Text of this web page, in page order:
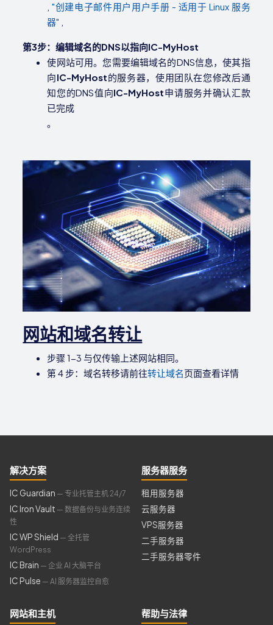
,"创建电子邮件用户用户手册 - 适用于 Linux 服务
器"
第3步：编辑域名的DNS以指向IC-MyHost
使网站可用。您需要编辑域名的DNS信息，使其指
向IC-MyHost的服务器，使用团队在您修改后通
知您的DNS值向IC-MyHost申请服务并确认汇款
已完成
。
网站和域名转让
步骤 1-3 与仅传输上述网站相同。
第 4 步：域名转移请前往转让域名页面查看详情
解决方案
IC Guardian — 专业托管主机 24/7
IC Iron Vault — 数据备份与业务连续
性
IC WP Shield — 全托管
WordPress
IC Brain — 企业 AI 大脑平台
IC Pulse — AI 服务器监控自愈
服务器服务
租用服务器
云服务器
VPS服务器
二手服务器
二手服务器零件
网站和主机 帮助与法律